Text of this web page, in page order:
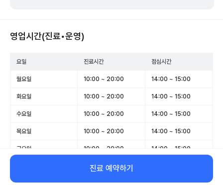
영업시간(진료•운영)
요일 진료시간 점심시간
월요일 10:00 ~ 20:00 14:00 ~ 15:00
화요일 10:00 ~ 20:00 14:00 ~ 15:00
수요일 10:00 ~ 20:00 14:00 ~ 15:00
목요일 10:00 ~ 20:00 14:00 ~ 15:00
금요일 10:00 ~ 20:00 14:00 ~ 15:00
10:00 ~ 16:30
일요일 휴무 -
진료 예약하기